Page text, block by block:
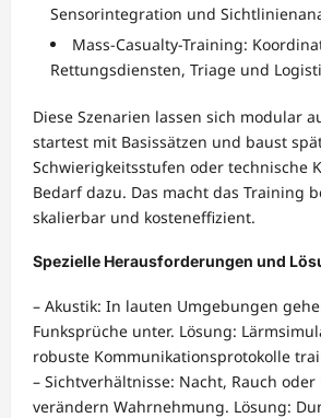
Sensorintegration und
Mass-Casualty-Training:
Rettungsdiensten, Triage und
Diese Szenarien lassen sich modular
startest mit Basissätzen und baust
Schwierigkeitsstufen oder technische
Bedarf dazu. Das macht das Training
skalierbar und kosteneffizient.
Spezielle Herausforderungen und
– Akustik: In lauten Umgebungen
Funksprüche unter. Lösung:
robuste Kommunikationsprotokolle
– Sichtverhältnisse: Nacht, Rauch
verändern Wahrnehmung. Lösung: